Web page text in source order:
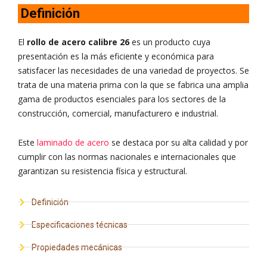
Definición
El rollo de acero calibre 26 es un producto cuya
presentación es la más eficiente y económica para
satisfacer las necesidades de una variedad de proyectos. Se
trata de una materia prima con la que se fabrica una amplia
gama de productos esenciales para los sectores de la
construcción, comercial, manufacturero e industrial.
Este laminado de acero se destaca por su alta calidad y por
cumplir con las normas nacionales e internacionales que
garantizan su resistencia física y estructural.
Definición
Especificaciones técnicas
Propiedades mecánicas